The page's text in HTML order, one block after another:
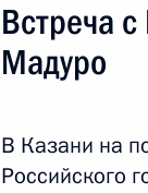
Телефонный
Мадуро
Встреча
Мадуро
В Казани на
Российского